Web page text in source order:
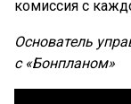
комиссия с
Основатель
с «Бонпланом»